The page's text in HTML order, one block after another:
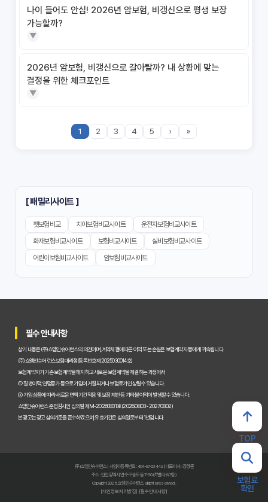
비갱신형 암보험 가입, 실패 없는 현명한 선택을 위한 5가지 핵심 팁
암보험 비갱신형, 정말 평생 보험료 그대로일까? 팩트체크
암보험 비갱신형, 왜 지금 선택해야 할까요? 장기 보장의 핵심 가치
분석
후회 없는 암보험 비갱신형 준비! 실제 가입자들이 추천하는 노하우
갱신형 VS 비갱신형 암보험, 당신의 보험료를 지키는 현명한 선택
은?
비갱신형 암보험, 제대로 고르는 3가지 핵심! 후회 없는 선택 가이드
비갱신형 암보험 가입 전 필수 확인! 이것 모르면 손해 봅니다
갱신형 vs 비갱신 암보험, 나에게 맞는 선택은? 현명한 가입 가이드
비갱신 암보험의 숨겨진 진실! 가입 전 반드시 알아야 할 오해와 팩
나이 들어도 안심! 2026년 암보험, 비갱신으로 평생 보장
가능할까?
▼
2026년 암보험, 비갱신으로 갈아탈까? 내 상황에 맞는
결정을 위한 체크포인트
▼
1 2 3 4 5 › »
[ 패밀리사이트 ]
펫보험비교 치아보험비교사이트
운전자보험비교사이트
화재보험비교사이트
보험비교사이트
실비보험비교사이트
어린이보험비교사이트
암보험비교사이트
TOP
보험료
확인
필수 안내사항
상기 내용은 (주)쇼엠인슈어런스의 의견이며, 계약체결에 따른 이익 또는 손실은 보험계약자 등에게 귀속됩니다.
(주)쇼엠인슈어런스 보험대리점(등록번호 제2025030014호)
보험계약자가 기존 보험계약을 해지하고 새로운 보험계약을 체결하는 과정에서
① 질병이력, 연령증가 등으로 가입이 거절되거나 보험료가 인상될 수 있습니다.
② 가입 상품에 따라 새로운 면책기간 적용 및 보장 제한 등 기타 불이익이 발생할 수 있습니다.
쇼엠인슈어런스 준법감시인 심의필 제M-20260831호 (2026.08.03~2027.08.02)
본 광고는 광고심의기준을 준수하였으며, 유효기간은 심의일로부터 1년입니다.
(주)쇼엠인슈어런스 | 사업자등록번호 : 404-87-03442 | 대표이사 : 강경준
주소 : 인천광역시 연수구 송도동 7-50 (갯벌타워 7층)
Copyright 2025. 쇼엠인슈어런스 all rights reserved.
[개인정보처리방침] [필수안내사항]